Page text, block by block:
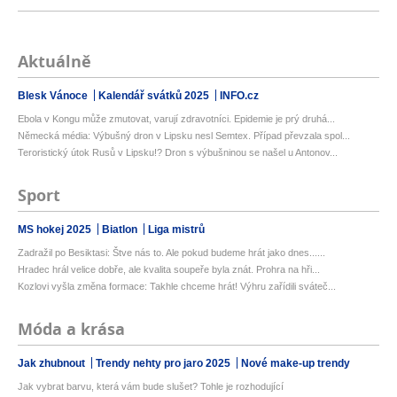
Aktuálně
Blesk Vánoce Kalendář svátků 2025 INFO.cz
Ebola v Kongu může zmutovat, varují zdravotníci. Epidemie je prý druhá...
Německá média: Výbušný dron v Lipsku nesl Semtex. Případ převzala spol...
Teroristický útok Rusů v Lipsku!? Dron s výbušninou se našel u Antonov...
Sport
MS hokej 2025 Biatlon Liga mistrů
Zadražil po Besiktasi: Štve nás to. Ale pokud budeme hrát jako dnes......
Hradec hrál velice dobře, ale kvalita soupeře byla znát. Prohra na hři...
Kozlovi vyšla změna formace: Takhle chceme hrát! Výhru zařídili sváteč...
Móda a krása
Jak zhubnout Trendy nehty pro jaro 2025 Nové make-up trendy
Jak vybrat barvu, která vám bude slušet? Tohle je rozhodující